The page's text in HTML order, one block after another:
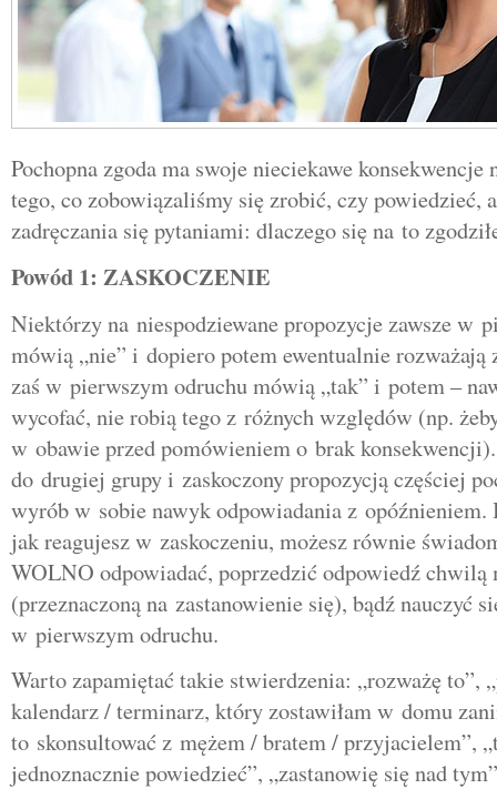
Pochopna zgoda ma swoje nieciekawe
tego, co zobowiązaliśmy się zrobić, czy powiedzieć,
zadręczania się pytaniami: dlaczego się na to
Powód 1: ZASKOCZENIE
Niektórzy na niespodziewane propozycje zawsze w
mówią „nie” i dopiero potem ewentualnie
zaś w pierwszym odruchu mówią „tak” i potem –
wycofać, nie robią tego z różnych względów (np.
w obawie przed pomówieniem o brak
do drugiej grupy i zaskoczony propozycją częściej
wyrób w sobie nawyk odpowiadania z opóźnieniem.
jak reagujesz w zaskoczeniu, możesz równie
WOLNO odpowiadać, poprzedzić odpowiedź chwilą
(przeznaczoną na zastanowienie się), bądź nauczyć
w pierwszym odruchu.
Warto zapamiętać takie stwierdzenia: „rozważę to”,
kalendarz / terminarz, który zostawiłam w domu
to skonsultować z mężem / bratem / przyjacielem”,
jednoznacznie powiedzieć”, „zastanowię się nad